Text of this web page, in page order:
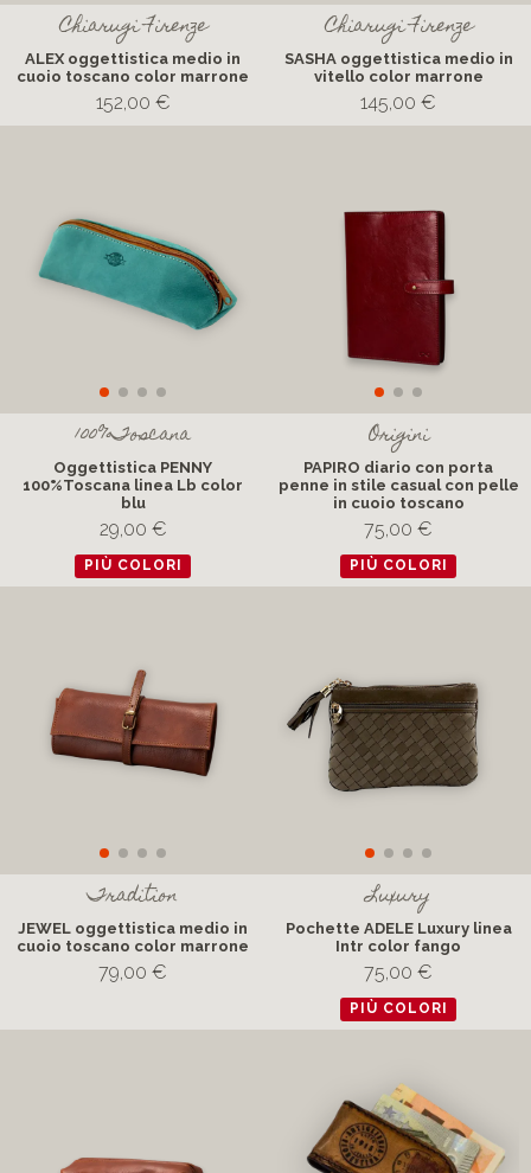
Chiarugi Firenze
ALEX oggettistica medio in
cuoio toscano color marrone
152,00 €
Chiarugi Firenze
SASHA oggettistica medio in
vitello color marrone
145,00 €
100%Toscana
Oggettistica PENNY
100%Toscana linea Lb color
29,00 €
PIÙ COLORI
Origini
PAPIRO diario con porta
penne in stile casual con pelle
in cuoio toscano
75,00 €
PIÙ COLORI
Tradition
JEWEL oggettistica medio in
cuoio toscano color marrone
79,00 €
Luxury
Pochette ADELE Luxury linea
Intr color fango
75,00 €
PIÙ COLORI